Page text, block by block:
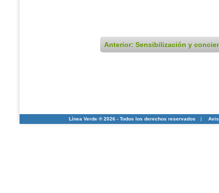
Anterior: Sensibilización y
Línea Verde ® 2026 - Todos los derechos reservados |